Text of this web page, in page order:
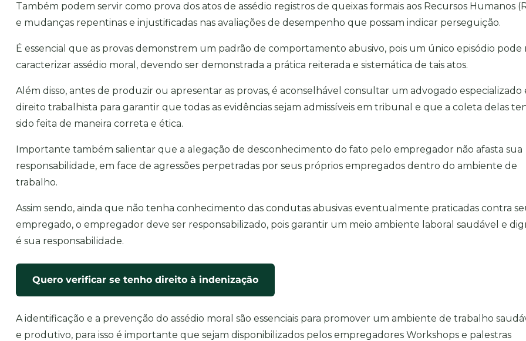
Também podem servir como prova dos atos de assédio registros de queixas formais aos Recursos Humanos
e mudanças repentinas e injustificadas nas avaliações de desempenho que possam indicar perseguição.
É essencial que as provas demonstrem um padrão de comportamento abusivo, pois um único episódio pode
caracterizar assédio moral, devendo ser demonstrada a prática reiterada e sistemática de tais atos.
Além disso, antes de produzir ou apresentar as provas, é aconselhável consultar um advogado especializado
direito trabalhista para garantir que todas as evidências sejam admissíveis em tribunal e que a coleta delas
sido feita de maneira correta e ética.
Importante também salientar que a alegação de desconhecimento do fato pelo empregador não afasta sua
responsabilidade, em face de agressões perpetradas por seus próprios empregados dentro do ambiente de
trabalho.
Assim sendo, ainda que não tenha conhecimento das condutas abusivas eventualmente praticadas contra
empregado, o empregador deve ser responsabilizado, pois garantir um meio ambiente laboral saudável e
é sua responsabilidade.
Quero verificar se tenho direito à indenização
A identificação e a prevenção do assédio moral são essenciais para promover um ambiente de trabalho
e produtivo, para isso é importante que sejam disponibilizados pelos empregadores Workshops e palestras